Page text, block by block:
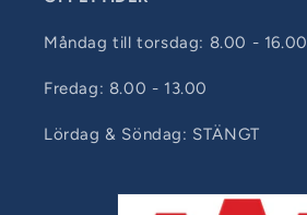
Måndag till torsdag: 8.00 - 16.00
Fredag: 8.00 - 13.00
Lördag & Söndag: STÄNGT